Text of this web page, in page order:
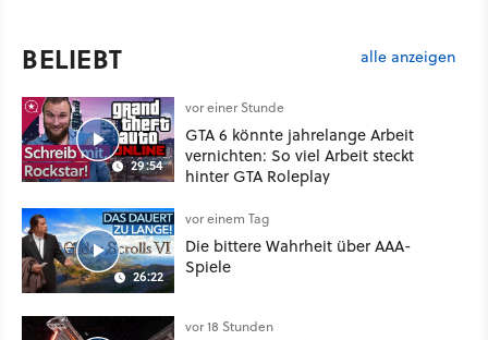
BELIEBT alle anzeigen
29:54
vor einer Stunde
GTA 6 könnte jahrelange Arbeit
vernichten: So viel Arbeit steckt
hinter GTA Roleplay
26:22
vor einem Tag
Die bittere Wahrheit über AAA-
Spiele
vor 18 Stunden